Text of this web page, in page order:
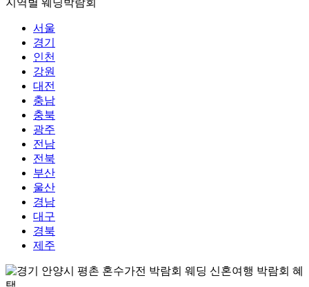
지역별 웨딩박람회
서울
경기
인천
강원
대전
충남
충북
광주
전남
전북
부산
울산
경남
대구
경북
제주